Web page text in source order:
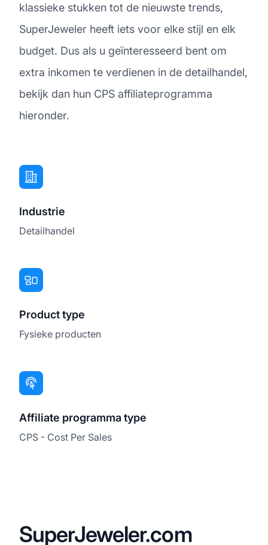
klassieke stukken tot de nieuwste trends,
SuperJeweler heeft iets voor elke stijl en elk
budget. Dus als u geïnteresseerd bent om
extra inkomen te verdienen in de detailhandel,
bekijk dan hun CPS affiliateprogramma
hieronder.
Industrie
Detailhandel
Product type
Fysieke producten
Affiliate programma type
CPS - Cost Per Sales
SuperJeweler.com